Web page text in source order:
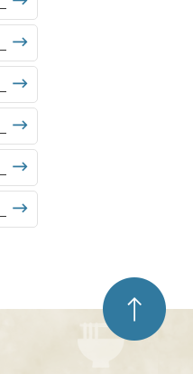
ペ
ー
ジ